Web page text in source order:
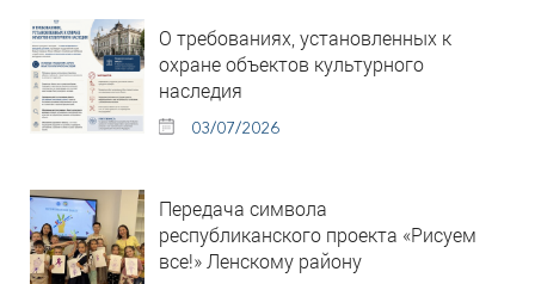
О требованиях, установленных к
охране объектов культурного
наследия
03/07/2026
Передача символа
республиканского проекта «Рисуем
все!» Ленскому району